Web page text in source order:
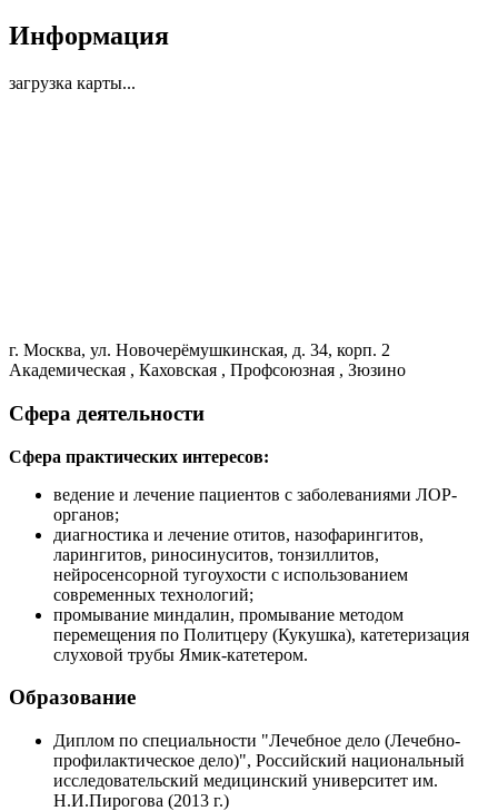
Информация
загрузка карты...
г. Москва, ул. Новочерёмушкинская, д. 34, корп. 2
Академическая , Каховская , Профсоюзная , Зюзино
Сфера деятельности
Сфера практических интересов:
ведение и лечение пациентов с заболеваниями ЛОР-
органов;
диагностика и лечение отитов, назофарингитов,
ларингитов, риносинуситов, тонзиллитов,
нейросенсорной тугоухости с использованием
современных технологий;
промывание миндалин, промывание методом
перемещения по Политцеру (Кукушка), катетеризация
слуховой трубы Ямик-катетером.
Образование
Диплом по специальности "Лечебное дело (Лечебно-
профилактическое дело)", Российский национальный
исследовательский медицинский университет им.
Н.И.Пирогова (2013 г.)